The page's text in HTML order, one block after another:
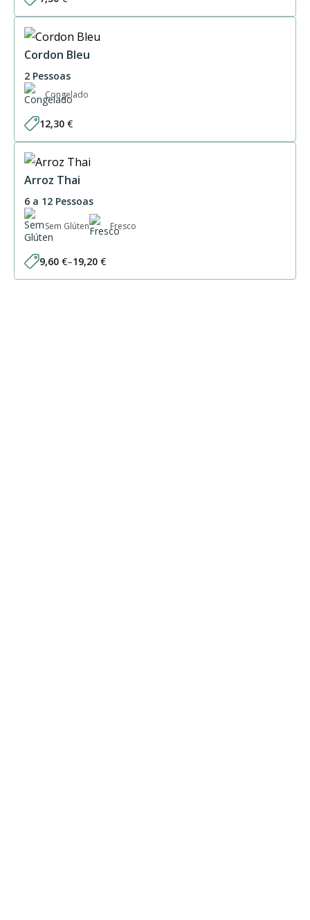
Cordon Bleu
2 Pessoas
Congelado
12,30 €
Arroz Thai
6 a 12 Pessoas
Sem Glúten Fresco
9,60 €–19,20 €
Price
range: